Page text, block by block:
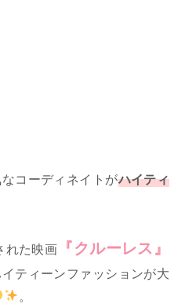
コーディネイトがハイティ
れた映画 『クルーレス』
ティーンファッションが大
。